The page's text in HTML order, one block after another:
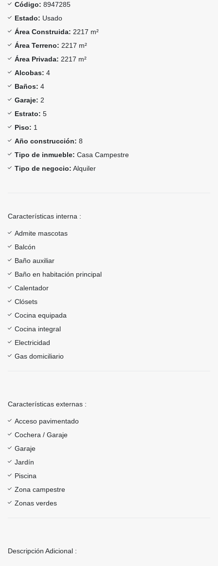
Código: 8947285
Estado: Usado
Área Construida: 2217 m²
Área Terreno: 2217 m²
Área Privada: 2217 m²
Alcobas: 4
Baños: 4
Garaje: 2
Estrato: 5
Piso: 1
Año construcción: 8
Tipo de inmueble: Casa Campestre
Tipo de negocio: Alquiler
Características interna :
Admite mascotas
Balcón
Baño auxiliar
Baño en habitación principal
Calentador
Clósets
Cocina equipada
Cocina integral
Electricidad
Gas domiciliario
Características externas :
Acceso pavimentado
Cochera / Garaje
Garaje
Jardín
Piscina
Zona campestre
Zonas verdes
Descripción Adicional :